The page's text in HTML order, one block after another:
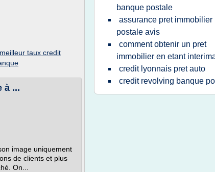
meilleur taux credit
à ...
image uniquement
de clients et plus
On...
banque postale
assurance pret immobilier
postale avis
comment obtenir un pret
immobilier en etant
credit lyonnais pret auto
credit revolving banque